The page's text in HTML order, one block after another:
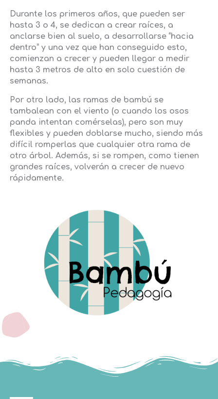
Durante los primeros años, que pueden ser
hasta 3 o 4, se dedican a crear raíces, a
anclarse bien al suelo, a desarrollarse “hacia
dentro” y una vez que han conseguido esto,
comienzan a crecer y pueden llegar a medir
hasta 3 metros de alto en solo cuestión de
semanas.
Por otro lado, las ramas de bambú se
tambalean con el viento (o cuando los osos
panda intentan comérselas), pero son muy
flexibles y pueden doblarse mucho, siendo más
difícil romperlas que cualquier otra rama de
otro árbol. Además, si se rompen, como tienen
grandes raíces, volverán a crecer de nuevo
rápidamente.